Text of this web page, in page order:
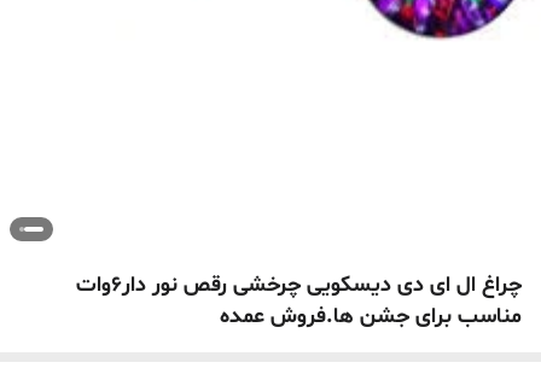
چراغ ال ای دی دیسکویی چرخشی رقص نور دار6وات
مناسب برای جشن ها.فروش عمده